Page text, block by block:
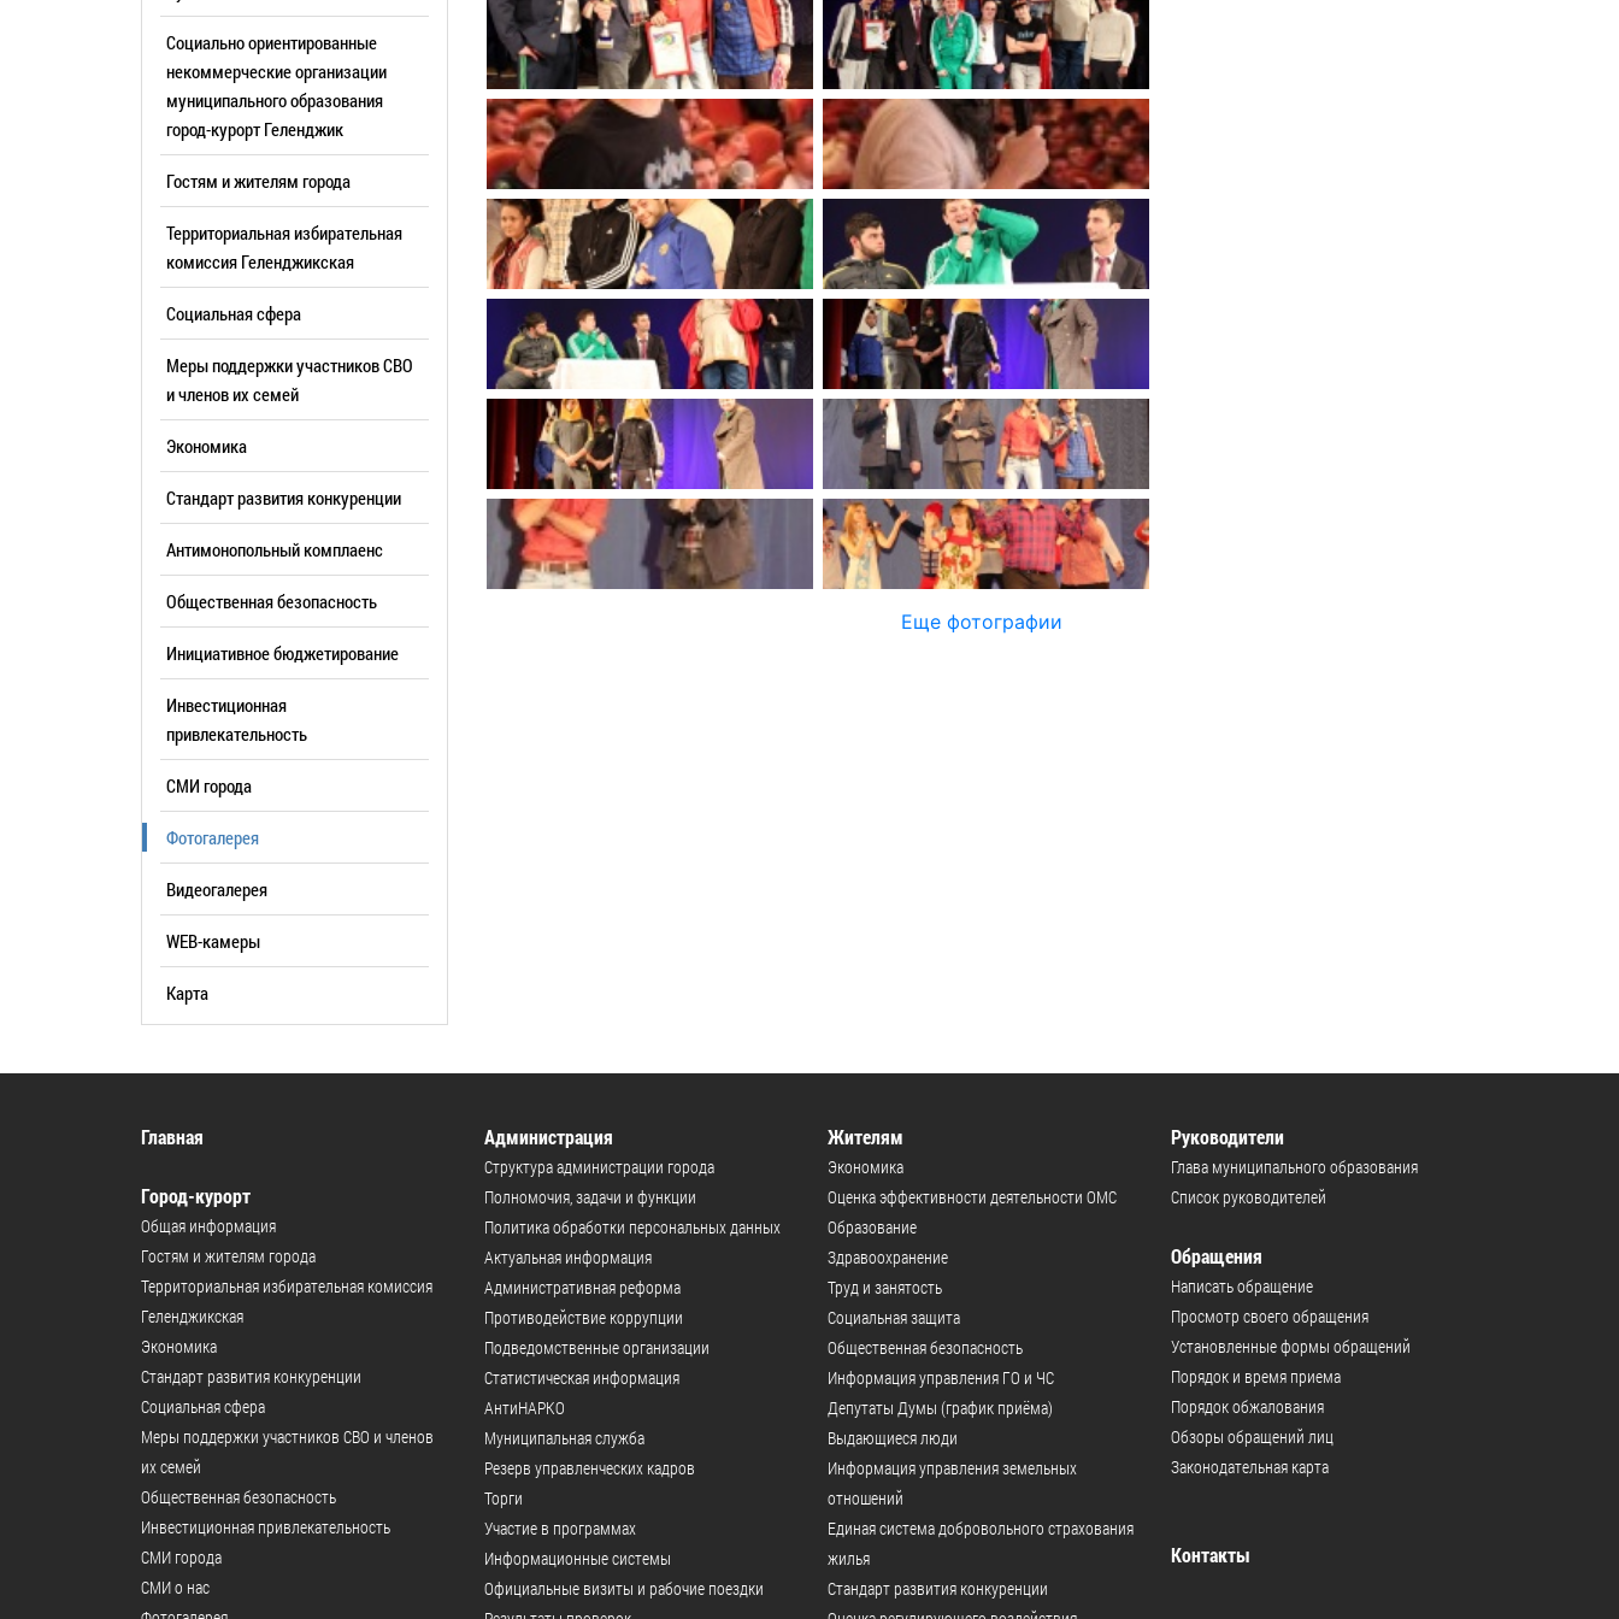
Стандарт развития конкуренции
Антимонопольный комплаенс
Общественная безопасность
Инициативное бюджетирование
Инвестиционная
Видеогалерея
РУКОВОДИТЕЛИ
Список руководителей
Резерв управленческих кадров
Торги
Сведения о нестационарных
объектах (НТО), QR-коды
Имущественная поддержка
субъектов МСП
Участие в программах
Проектная деятельность
Информационные системы
Официальные визиты и рабочие
поездки
Результаты проверок
Профсоюзные организации
имуществе и обязательствах
имущественного характера
План работы и график сессий
ОБРАЩЕНИЯ
Написать обращение
Просмотр своего обращения
Установленные формы
обращений
Порядок и время приема
Порядок обжалования
Обзоры обращений лиц
Законодательная карта
Порядок оказания бесплатной
юридической помощи
Социально ориентированные
некоммерческие организации
муниципального образования
город-курорт Геленджик
Гостям и жителям города
Территориальная избирательная
комиссия Геленджикcкая
Социальная сфера
Меры поддержки участников СВО
и членов их семей
Экономика
Стандарт развития конкуренции
Антимонопольный комплаенс
Общественная безопасность
Инициативное бюджетирование
Инвестиционная
привлекательность
СМИ города
Фотогалерея
Видеогалерея
WEB-камеры
Карта
Еще фотографии
Главная
Город-курорт
Общая информация
Гостям и жителям города
Территориальная избирательная комиссия
Геленджикcкая
Экономика
Стандарт развития конкуренции
Социальная сфера
Меры поддержки участников СВО и членов
их семей
Общественная безопасность
Инвестиционная привлекательность
СМИ города
СМИ о нас
Администрация
Структура администрации города
Полномочия, задачи и функции
Политика обработки персональных данных
Актуальная информация
Административная реформа
Противодействие коррупции
Подведомственные организации
Статистическая информация
АнтиНАРКО
Муниципальная служба
Резерв управленческих кадров
Торги
Участие в программах
Информационные системы
Официальные визиты и рабочие поездки
Жителям
Экономика
Оценка эффективности деятельности ОМС
Образование
Здравоохранение
Труд и занятость
Социальная защита
Общественная безопасность
Информация управления ГО и ЧС
Депутаты Думы (график приёма)
Выдающиеся люди
Информация управления земельных
отношений
Единая система добровольного страхования
жилья
Стандарт развития конкуренции
Руководители
Глава муниципального образования
Список руководителей
Обращения
Написать обращение
Просмотр своего обращения
Установленные формы обращений
Порядок и время приема
Порядок обжалования
Обзоры обращений лиц
Законодательная карта
Контакты